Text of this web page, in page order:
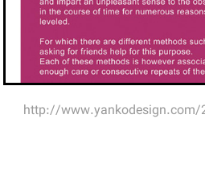
http://